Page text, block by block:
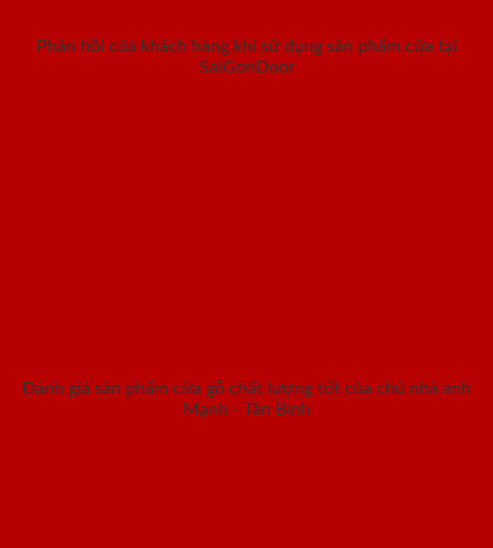
Phản hồi của khách hàng khi sử dụng sản phẩm cửa tại
SaiGonDoor
Đánh giá sản phẩm cửa gỗ chất lượng tốt của chủ nhà anh
Mạnh - Tân Bình